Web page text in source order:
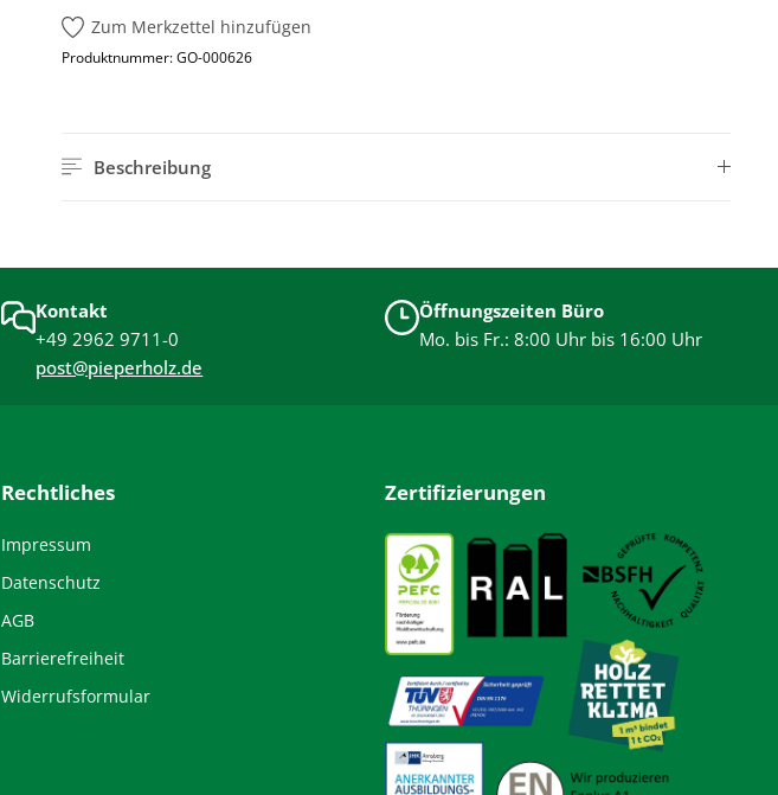
Zum Merkzettel hinzufügen
Produktnummer:GO-000626
Beschreibung
Kontakt
+49 2962 9711-0
post@pieperholz.de
Öffnungszeiten Büro
Mo. bis Fr.: 8:00 Uhr bis 16:00 Uhr
Rechtliches
Impressum
Datenschutz
AGB
Barrierefreiheit
Widerrufsformular
Zertifizierungen